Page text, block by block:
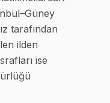
tarafından
ilden
ise